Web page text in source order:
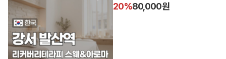
20%80,000원